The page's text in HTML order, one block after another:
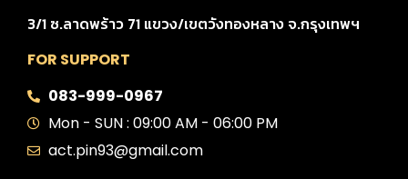
3/1 ซ.ลาดพร้าว 71 แขวง/เขตวังทองหลาง จ.กรุงเทพฯ
FOR SUPPORT
083-999-0967
Mon - SUN : 09:00 AM - 06:00 PM
act.pin93@gmail.com